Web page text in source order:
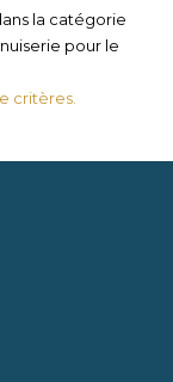
la catégorie
pour le
critères.